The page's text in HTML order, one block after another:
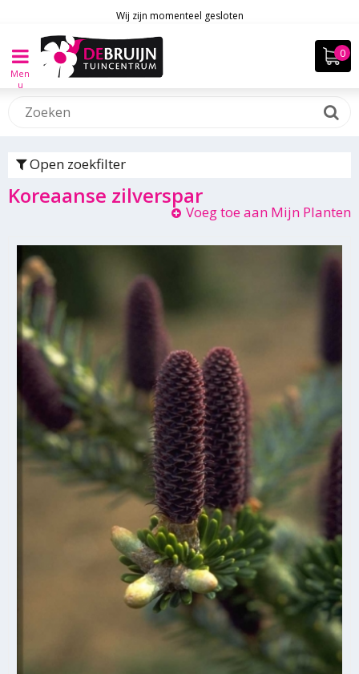
Men
u
Wij zijn momenteel gesloten
Open zoekfilter
Koreaanse zilverspar
Voeg toe aan Mijn Planten